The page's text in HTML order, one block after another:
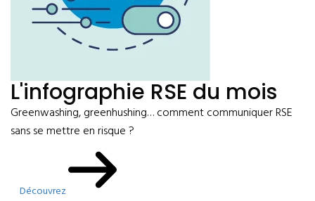
L'infographie RSE du mois
Greenwashing, greenhushing… comment communiquer RSE
sans se mettre en risque ?
Découvrez